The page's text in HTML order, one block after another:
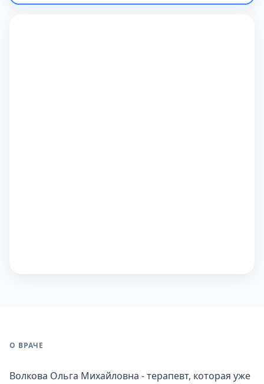
О ВРАЧЕ
Волкова Ольга Михайловна - терапевт, которая уже